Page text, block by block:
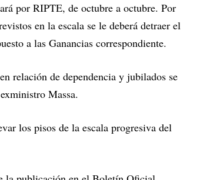
por RIPTE, de octubre a octubre. Por
en la escala se le deberá detraer el
a las Ganancias correspondiente.
relación de dependencia y jubilados se
Massa.
los pisos de la escala progresiva del